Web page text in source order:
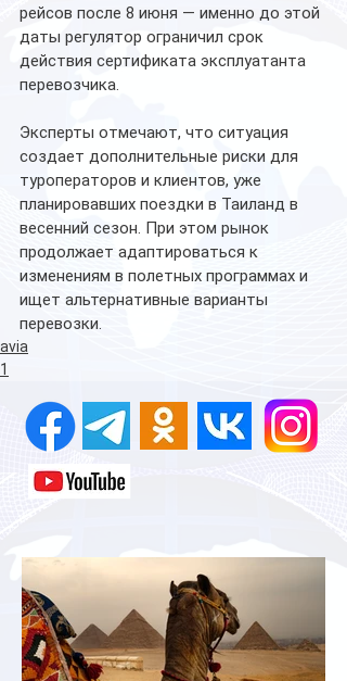
рейсов после 8 июня — именно до этой
даты регулятор ограничил срок
действия сертификата эксплуатанта
перевозчика.
Эксперты отмечают, что ситуация
создает дополнительные риски для
туроператоров и клиентов, уже
планировавших поездки в Таиланд в
весенний сезон. При этом рынок
продолжает адаптироваться к
изменениям в полетных программах и
ищет альтернативные варианты
перевозки.
avia
1